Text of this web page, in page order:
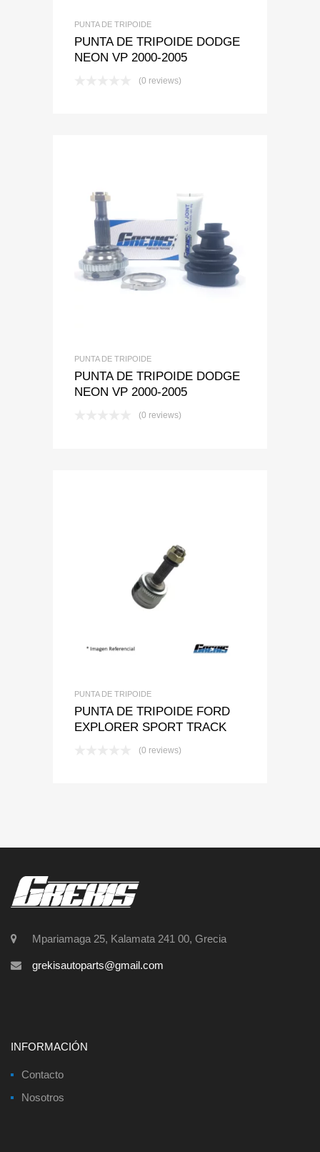
PUNTA DE TRIPOIDE
PUNTA DE TRIPOIDE DODGE
NEON VP 2000-2005
(0 reviews)
Add to Wishlist
Add to Compare
PUNTA DE TRIPOIDE
PUNTA DE TRIPOIDE DODGE
NEON VP 2000-2005
(0 reviews)
Add to Wishlist
PUNTA DE TRIPOIDE
PUNTA DE TRIPOIDE FORD
EXPLORER SPORT TRACK
(0 reviews)
Mpariamaga 25, Kalamata 241 00, Grecia
grekisautoparts@gmail.com
INFORMACIÓN
Contacto
Nosotros